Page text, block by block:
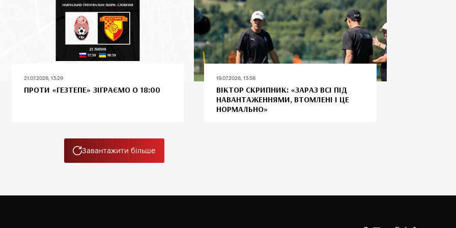
21.07.2026, 13:29
ПРОТИ «ГЕЗТЕПЕ» ЗІГРАЄМО О 18:00
19.07.2026, 13:58
ВІКТОР СКРИПНИК: «ЗАРАЗ ВСІ ПІД
НАВАНТАЖЕННЯМИ, ВТОМЛЕНІ І ЦЕ
НОРМАЛЬНО»
Завантажити більше